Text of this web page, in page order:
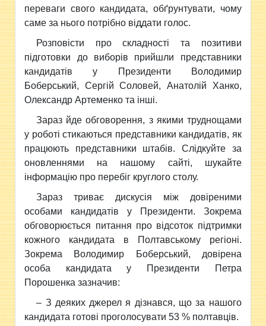
переваги свого кандидата, обґрунтувати, чому
саме за нього потрібно віддати голос.
Розповісти про складності та позитиви
підготовки до виборів прийшли представники
кандидатів у Президенти Володимир
Боберський, Сергій Соловей, Анатолій Ханко,
Олександр Артеменко та інші.
Зараз йде обговорення, з якими труднощами
у роботі стикаються представники кандидатів, як
працюють представники штабів. Слідкуйте за
оновленнями на нашому сайті, шукайте
інформацію про перебіг круглого столу.
Зараз триває дискусія між довіреними
особами кандидатів у Президенти. Зокрема
обговорюється питання про відсоток підтримки
кожного кандидата в Полтавському регіоні.
Зокрема Володимир Боберський, довірена
особа кандидата у Президенти Петра
Порошенка зазначив:
– З деяких джерел я дізнався, що за нашого
кандидата готові проголосувати 53 % полтавців.